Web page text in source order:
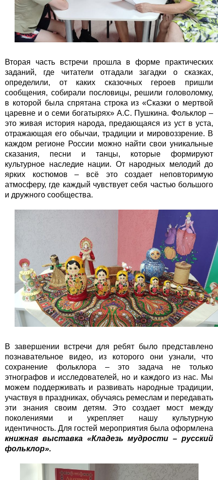
Вторая часть встречи прошла в форме практических
заданий, где читатели отгадали загадки о сказках,
определили, от каких сказочных героев пришли
сообщения, собирали пословицы, решили головоломку,
в которой была спрятана строка из «Сказки о мертвой
царевне и о семи богатырях» А.С. Пушкина. Фольклор –
это живая история народа, предающаяся из уст в уста,
отражающая его обычаи, традиции и мировоззрение. В
каждом регионе России можно найти свои уникальные
сказания, песни и танцы, которые формируют
культурное наследие нации. От народных мелодий до
ярких костюмов – всё это создает неповторимую
атмосферу, где каждый чувствует себя частью большого
и дружного сообщества.
В завершении встречи для ребят было представлено
познавательное видео, из которого они узнали, что
сохранение фольклора – это задача не только
этнографов и исследователей, но и каждого из нас. Мы
можем поддерживать и развивать народные традиции,
участвуя в праздниках, обучаясь ремеслам и передавать
эти знания своим детям. Это создает мост между
поколениями и укрепляет нашу культурную
идентичность. Для гостей мероприятия была оформлена
книжная выставка «Кладезь мудрости – русский
фольклор».